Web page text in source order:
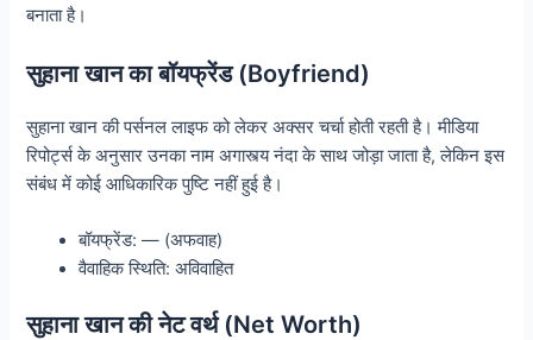
बनाता है।
सुहाना खान का बॉयफ्रेंड (Boyfriend)
सुहाना खान की पर्सनल लाइफ को लेकर अक्सर चर्चा होती रहती है। मीडिया
रिपोर्ट्स के अनुसार उनका नाम अगास्त्य नंदा के साथ जोड़ा जाता है, लेकिन इस
संबंध में कोई आधिकारिक पुष्टि नहीं हुई है।
बॉयफ्रेंड: — (अफवाह)
वैवाहिक स्थिति: अविवाहित
सुहाना खान की नेट वर्थ (Net Worth)